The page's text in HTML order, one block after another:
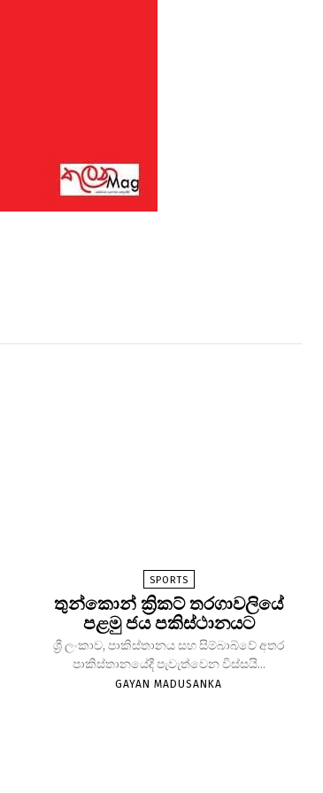
SPORTS
තුන්කොන් ක්‍රිකට් තරගාවලියේ
පළමු ජය පකිස්ථානයට
ශ්‍රී ලංකාව, පාකිස්තානය සහ සිම්බාබ්වේ අතර
පාකිස්තානයේදී පැවැත්වෙන විස්සයි...
GAYAN MADUSANKA